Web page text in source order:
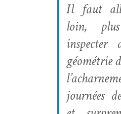
Il faut
loin,
inspecter
géométrie
journées